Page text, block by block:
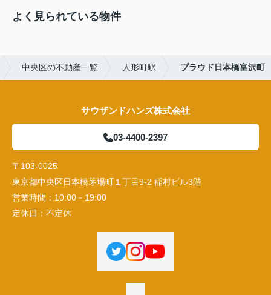
よく見られている物件
中央区の不動産一覧 人形町駅 プラウド日本橋富沢町
サウザンドハンズ株式会社
03-4400-2397
〒103-0025
東京都中央区日本橋茅場町１丁目9-2 稲村ビル3階
営業時間： 10:00－19:00
定休日： 不定休